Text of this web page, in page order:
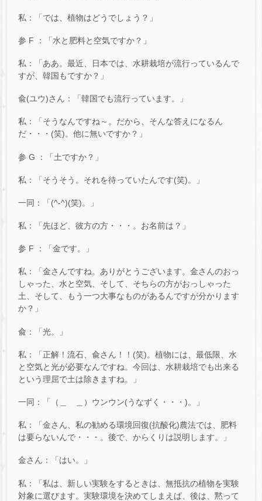
私：「では、植物はどうでしょう？」
参 F ：「水と肥料と空気ですか？」
私：「ああ。最近、日本では、水耕栽培が流行っているんで
すが、韓国もですか？」
兪(ユウ)さん：「韓国でも流行っています。」
私：「そうなんですね～。だから、そんな答えになるん
だ・・・(笑)。他に無いですか？」
参 G ：「土ですか？」
私：「そうそう。それを待っていたんです(笑)。」
一同：「(^-^)(笑)。」
私：「先ほど、彼方の方・・・。お名前は？」
参 F ：「金です。」
私：「金さんですね。ありがとうございます。金さんのおっ
しゃった、水と空気、そして、そちらの方がおっしゃった
土、そして、もう一つ大事なものがあるんですが分かります
か？」
兪：「光。」
私：「正解！流石、兪さん！！(笑)。植物には、最低限、水
と空気と光が必要なんですね。今回は、水耕栽培でも出来る
という理屈で土は除きますね。」
一同：「（＿ ＿）ウンウン(うなずく・・・)。」
私：「金さん、私の勧める環境回復(抗酸化)農法では、肥料
は要らないんで・・・。後で、からくりは説明します。」
金さん：「はい。」
私：「私は、新しい実験をするときは、無抵抗の植物を実験
対象に選びます。実験環境を決めてしまえば、後は、黙って